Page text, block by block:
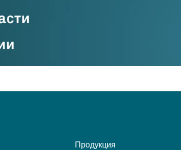
Продукция